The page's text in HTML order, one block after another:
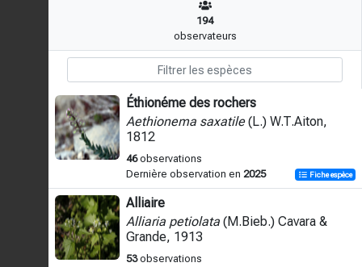
194
observateurs
Éthionéme des rochers
Aethionema saxatile(L.) W.T.Aiton,
1812
46observations
Dernière observation en 2025 Fiche espèce
Alliaire
Alliaria petiolata (M.Bieb.) Cavara &
Grande, 1913
53observations